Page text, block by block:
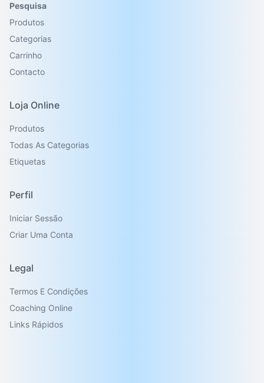
Pesquisa
Produtos
Categorias
Carrinho
Contacto
Loja Online
Produtos
Todas As Categorias
Etiquetas
Perfil
Iniciar Sessão
Criar Uma Conta
Legal
Termos E Condições
Coaching Online
Links Rápidos